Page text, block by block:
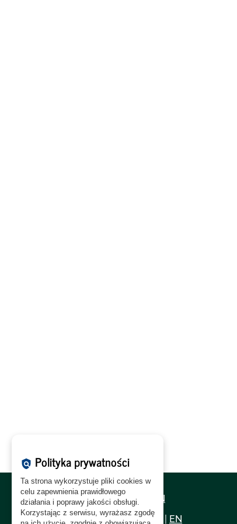
Polityka Cookies:PL
EN
Polityka Prywatności:PL | EN
policy Polityka prywatności
Ta strona wykorzystuje pliki cookies w
celu zapewnienia prawidłowego
działania i poprawy jakości obsługi.
Korzystając z serwisu, wyrażasz zgodę